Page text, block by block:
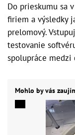
Do prieskumu sa
firiem a výsledky
prelomový.
testovanie
spolupráce
Mohlo by vás